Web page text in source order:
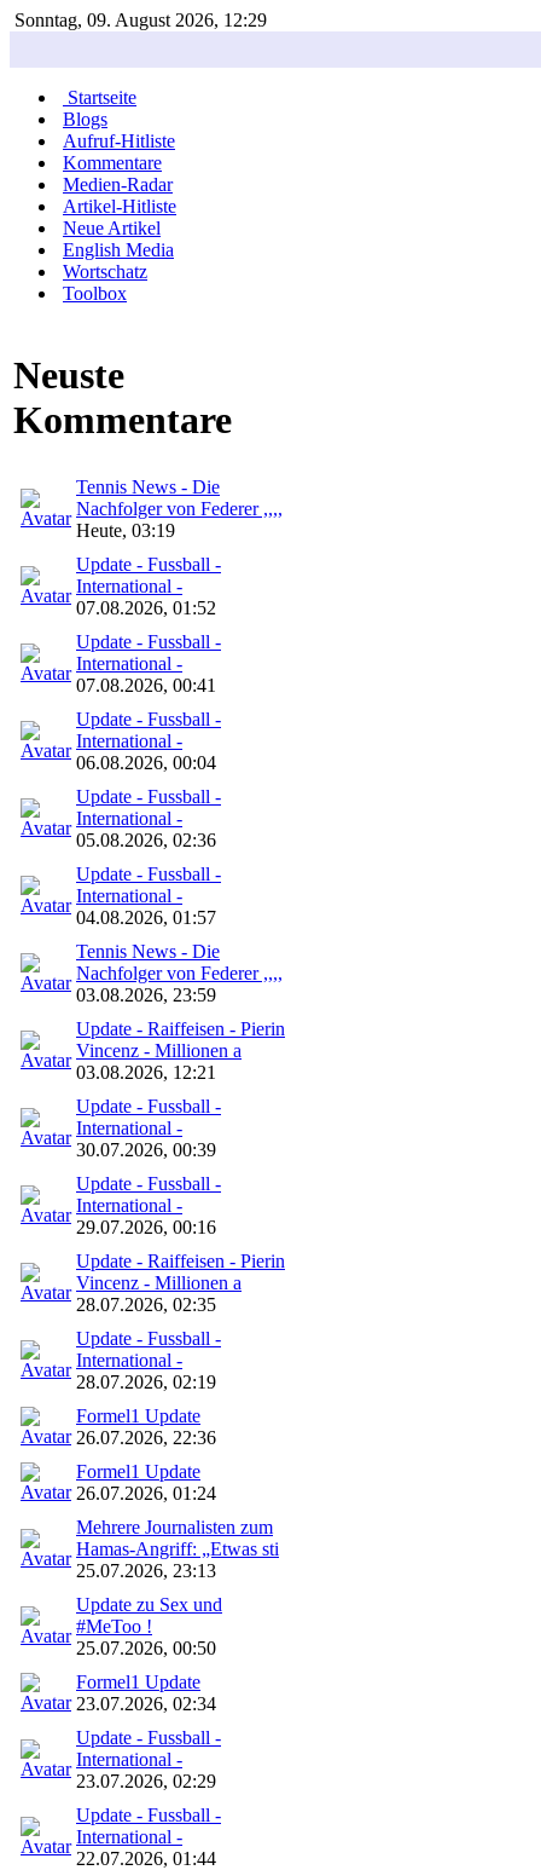
Sonntag, 09. August 2026, 12:29
Startseite
Blogs
Aufruf-Hitliste
Kommentare
Medien-Radar
Artikel-Hitliste
Neue Artikel
English Media
Wortschatz
Toolbox
Neuste
Kommentare
Tennis News - Die
Nachfolger von Federer ,,,,
Heute, 03:19
Update - Fussball -
International -
07.08.2026, 01:52
Update - Fussball -
International -
07.08.2026, 00:41
Update - Fussball -
International -
06.08.2026, 00:04
Update - Fussball -
International -
05.08.2026, 02:36
Update - Fussball -
International -
04.08.2026, 01:57
Tennis News - Die
Nachfolger von Federer ,,,,
03.08.2026, 23:59
Update - Raiffeisen - Pierin
Vincenz - Millionen a
03.08.2026, 12:21
Update - Fussball -
International -
30.07.2026, 00:39
Update - Fussball -
International -
29.07.2026, 00:16
Update - Raiffeisen - Pierin
Vincenz - Millionen a
28.07.2026, 02:35
Update - Fussball -
International -
28.07.2026, 02:19
Formel1 Update
26.07.2026, 22:36
Formel1 Update
26.07.2026, 01:24
Mehrere Journalisten zum
Hamas-Angriff: „Etwas sti
25.07.2026, 23:13
Update zu Sex und
#MeToo !
25.07.2026, 00:50
Formel1 Update
23.07.2026, 02:34
Update - Fussball -
International -
23.07.2026, 02:29
Update - Fussball -
International -
22.07.2026, 01:44